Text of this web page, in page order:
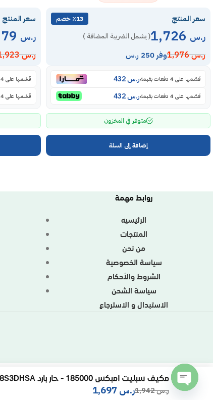
سعر المنتج ٪13 خصم
ر.س ( يشمل الضريبة المضافة )
ر.س1,976 وفر 250 ر.س
قسّمها على 4 دفعات بقيمة ر.س
قسّمها على 4 دفعات بقيمة ر.س
متوفر في المخزون
إضافة إلى السلة
سعر المنتج
ر.س
ر.س1,923
قسّمها على 4 دفعات بقيمة
قسّمها على 4 دفعات بقيمة
روابط مهمة
الرئيسيه
المنتجات
من نحن
سياسة الخصوصية
الشروط والأحكام
سياسة الشحن
الاستبدال و الاسترجاع
ر.س1,942 ر.س Open